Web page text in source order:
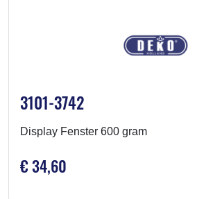
3101-3742
Display Fenster 600 gram
€ 34,60